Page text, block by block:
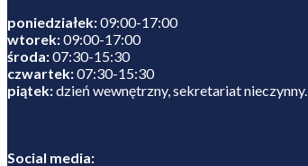
poniedziałek:09:00-17:00
wtorek:09:00-17:00
środa:07:30-15:30
czwartek:07:30-15:30
piątek:dzień wewnętrzny, sekretariat nieczynny.
Social media: